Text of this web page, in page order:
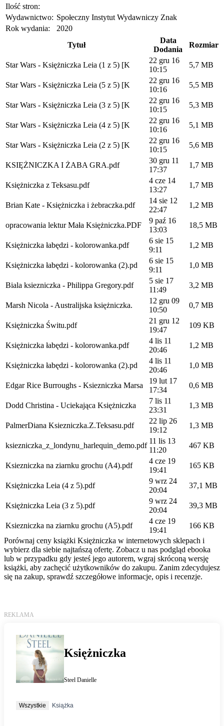
Ilość stron:
Wydawnictwo: Społeczny Instytut Wydawniczy Znak
Rok wydania:
2020
Tytuł
Data
Dodania
Rozmiar
Star Wars - Księżniczka Leia (1 z 5) [K
22 gru 16
10:15
5,7 MB
Star Wars - Księżniczka Leia (5 z 5) [K
22 gru 16
10:16
5,5 MB
Star Wars - Księżniczka Leia (3 z 5) [K
22 gru 16
10:15
5,3 MB
Star Wars - Księżniczka Leia (4 z 5) [K
22 gru 16
10:16
5,1 MB
Star Wars - Księżniczka Leia (2 z 5) [K
22 gru 16
10:15
5,6 MB
KSIĘŻNICZKA I ŻABA GRA.pdf
30 gru 11
17:37
1,7 MB
Księżniczka z Teksasu.pdf
4 cze 14
13:27
1,7 MB
Brian Kate - Księżniczka i żebraczka.pdf
14 sie 12
22:47
1,2 MB
opracowania lektur Mała Księżniczka.PDF
9 paź 16
13:03
18,5 MB
Księżniczka łabędzi - kolorowanka.pdf
6 sie 15
9:11
1,2 MB
Księżniczka łabędzi - kolorowanka (2).pd
6 sie 15
9:11
1,0 MB
Biala ksiezniczka - Philippa Gregory.pdf
5 sie 17
11:49
3,2 MB
Marsh Nicola - Australijska księżniczka.
12 gru 09
10:50
0,7 MB
Księżniczka Świtu.pdf
21 gru 12
19:47
109 KB
Księżniczka łabędzi - kolorowanka.pdf
4 lis 11
20:46
1,2 MB
Księżniczka łabędzi - kolorowanka (2).pd
4 lis 11
20:46
1,0 MB
Edgar Rice Burroughs - Ksiezniczka Marsa
19 lut 17
17:34
0,6 MB
Dodd Christina - Uciekająca Księżniczka
7 lis 11
23:31
1,3 MB
PalmerDiana Ksiezniczka.Z.Teksasu.pdf
22 lip 26
19:12
1,3 MB
ksiezniczka_z_londynu_harlequin_demo.pdf
11 lis 13
11:20
467 KB
Ksiezniczka na ziarnku grochu (A4).pdf
4 cze 19
19:41
165 KB
Księżniczka Leia (4 z 5).pdf
9 wrz 24
20:04
37,1 MB
Księżniczka Leia (3 z 5).pdf
9 wrz 24
20:04
39,3 MB
Ksiezniczka na ziarnku grochu (A5).pdf
4 cze 19
19:41
166 KB
Porównaj ceny książki Księżniczka w internetowych sklepach i
wybierz dla siebie najtańszą ofertę. Zobacz u nas podgląd ebooka
lub w przypadku gdy jesteś jego autorem, wgraj skróconą wersję
książki, aby zachęcić użytkowników do zakupu. Zanim zdecydujesz
się na zakup, sprawdź szczegółowe informacje, opis i recenzje.